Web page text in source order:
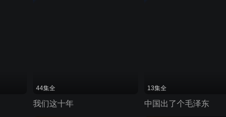
44集全
我们这十年
13集全
中国出了个毛泽东